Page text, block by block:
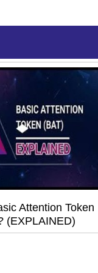
Attention Token
(EXPLAINED)